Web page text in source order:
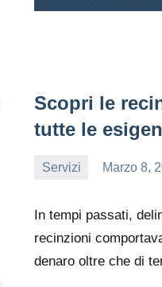
Scopri le
tutte le
Servizi
Marzo 8,
In tempi passati,
recinzioni
denaro oltre che di